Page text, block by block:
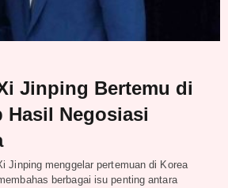
Jinping Bertemu di
Hasil Negosiasi
Jinping menggelar pertemuan di Korea
berbagai isu penting antara